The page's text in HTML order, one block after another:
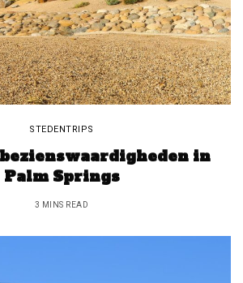
STEDENTRIPS
in
Palm Springs
3 MINS READ